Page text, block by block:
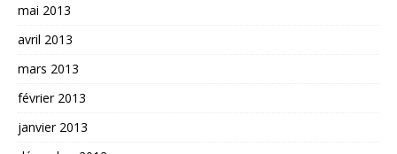
mai 2013
avril 2013
mars 2013
février 2013
janvier 2013